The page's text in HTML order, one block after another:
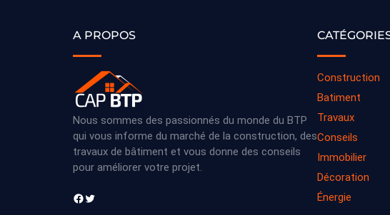
A PROPOS
Nous sommes des passionnés du monde du BTP
qui vous informe du marché de la construction, des
travaux de bâtiment et vous donne des conseils
pour améliorer votre projet.
Facebook Twitter
Construction
Batiment
Travaux
Conseils
Immobilier
Décoration
Énergie